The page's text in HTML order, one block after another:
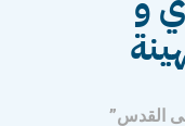
القدس”